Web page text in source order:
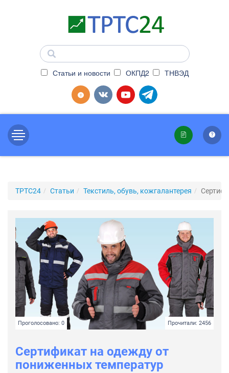
Статьи и новости ОКПД2 ТНВЭД
ТРТС24 Статьи Текстиль, обувь, кожгалантерея
Проголосовано: 0 Прочитали: 2456
Сертификат на одежду от
пониженных температур